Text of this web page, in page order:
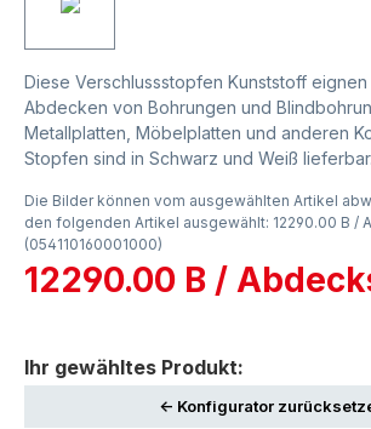
Diese Verschlussstopfen Kunststoff eignen
Abdecken von Bohrungen und
Metallplatten, Möbelplatten und anderen
Stopfen sind in Schwarz und Weiß lieferbar.
Die Bilder können vom ausgewählten Artikel
den folgenden Artikel ausgewählt: 12290.00 B /
(054110160001000)
12290.00 B /
Ihr gewähltes Produkt:
<- Konfigurator